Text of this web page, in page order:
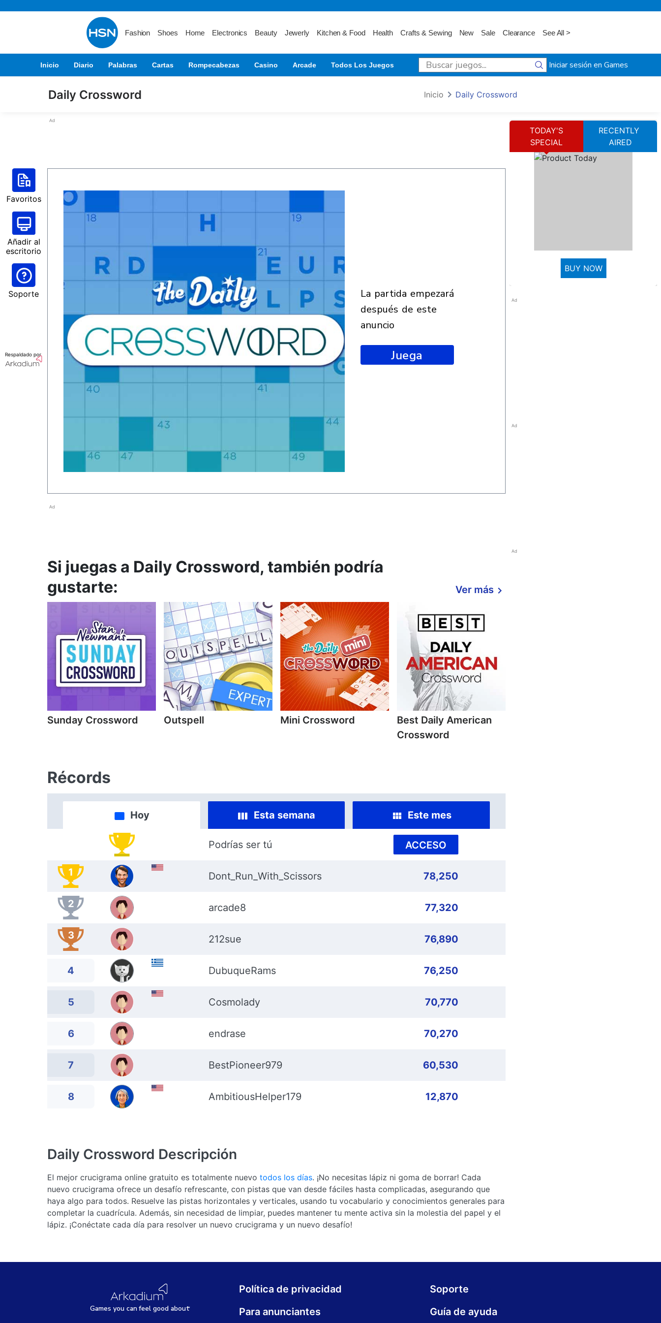
Fashion Shoes Home Electronics Beauty Jewerly Kitchen & Food Health Crafts & Sewing New Sale Clearance See All >
Inicio Diario Palabras Cartas Rompecabezas Casino Arcade Todos Los Juegos Iniciar sesión en Games
Daily Crossword Inicio Daily Crossword
Ad
Favoritos
Añadir al
escritorio
Soporte
Respaldado por
la partida empezará
después de este
anuncio
Juega
Ad
Si juegas a Daily Crossword, también podría
gustarte:
Ver más
Sunday Crossword Outspell Mini Crossword
Best Daily American
Crossword
Récords
Hoy Esta semana Este mes
Podrías ser tú ACCESO
1 Dont_Run_With_Scissors 78,250
2 arcade8 77,320
3 212sue 76,890
4 DubuqueRams 76,250
5 Cosmolady 70,770
6 endrase 70,270
7 BestPioneer979 60,530
8 AmbitiousHelper179 12,870
Daily Crossword Descripción
El mejor crucigrama online gratuito es totalmente nuevo todos los días. ¡No necesitas lápiz ni goma de borrar! Cada
nuevo crucigrama ofrece un desafío refrescante, con pistas que van desde fáciles hasta complicadas, asegurando que
haya algo para todos. Resuelve las pistas horizontales y verticales, usando tu vocabulario y conocimientos generales para
completar la cuadrícula. Además, sin necesidad de limpiar, puedes mantener tu mente activa sin la molestia del papel y el
lápiz. ¡Conéctate cada día para resolver un nuevo crucigrama y un nuevo desafío!
TODAY'S
SPECIAL
RECENTLY
AIRED
BUY NOW
Ad
Ad
Ad
Games you canfeel good about
Política de privacidad
Soporte
Para anunciantes
Guía de ayuda